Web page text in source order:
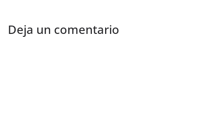
Deja un comentario